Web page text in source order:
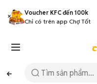
Voucher KFC đến 100k
Chỉ có trên app Chợ Tốt